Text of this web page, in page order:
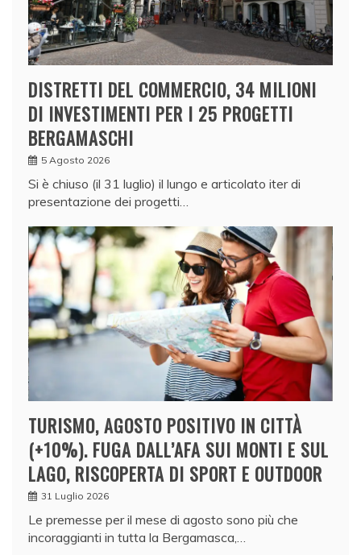
DISTRETTI DEL COMMERCIO, 34 MILIONI
DI INVESTIMENTI PER I 25 PROGETTI
BERGAMASCHI
5 Agosto 2026
Si è chiuso (il 31 luglio) il lungo e articolato iter di
presentazione dei progetti…
TURISMO, AGOSTO POSITIVO IN CITTÀ
(+10%). FUGA DALL’AFA SUI MONTI E SUL
LAGO, RISCOPERTA DI SPORT E OUTDOOR
31 Luglio 2026
Le premesse per il mese di agosto sono più che
incoraggianti in tutta la Bergamasca,…